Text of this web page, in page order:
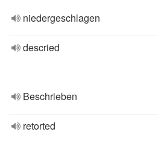
niedergeschlagen
descried
Beschrieben
retorted